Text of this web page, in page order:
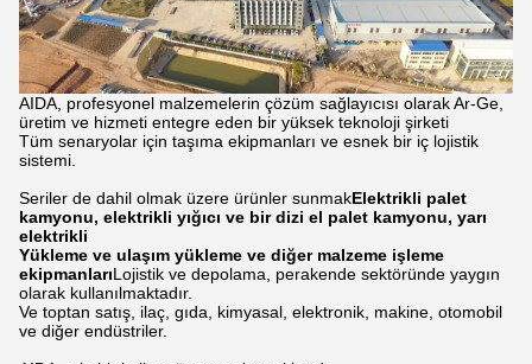
AIDA, profesyonel malzemelerin çözüm sağlayıcısı olarak Ar-Ge,
üretim ve hizmeti entegre eden bir yüksek teknoloji şirketi
Tüm senaryolar için taşıma ekipmanları ve esnek bir iç lojistik
sistemi.
Seriler de dahil olmak üzere ürünler sunmakElektrikli palet
kamyonu, elektrikli yığıcı ve bir dizi el palet kamyonu, yarı
elektrikli
Yükleme ve ulaşım yükleme ve diğer malzeme işleme
ekipmanlarıLojistik ve depolama, perakende sektöründe yaygın
olarak kullanılmaktadır.
Ve toptan satış, ilaç, gıda, kimyasal, elektronik, makine, otomobil
ve diğer endüstriler.